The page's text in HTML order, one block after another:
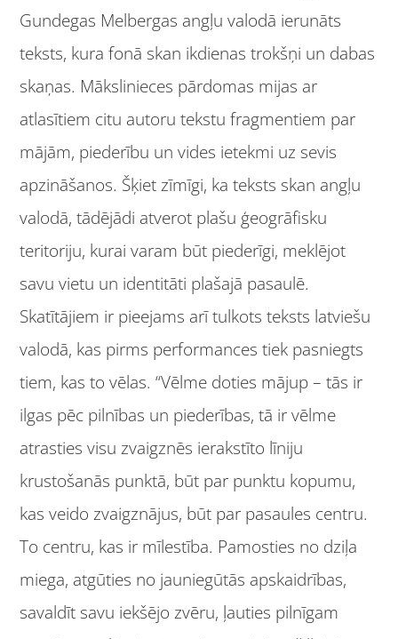
Gundegas Melbergas angļu valodā ierunāts
teksts, kura fonā skan ikdienas trokšņi un dabas
skaņas. Mākslinieces pārdomas mijas ar
atlasītiem citu autoru tekstu fragmentiem par
mājām, piederību un vides ietekmi uz sevis
apzināšanos. Šķiet zīmīgi, ka teksts skan angļu
valodā, tādējādi atverot plašu ģeogrāfisku
teritoriju, kurai varam būt piederīgi, meklējot
savu vietu un identitāti plašajā pasaulē.
Skatītājiem ir pieejams arī tulkots teksts latviešu
valodā, kas pirms performances tiek pasniegts
tiem, kas to vēlas. “Vēlme doties mājup – tās ir
ilgas pēc pilnības un piederības, tā ir vēlme
atrasties visu zvaigznēs ierakstīto līniju
krustošanās punktā, būt par punktu kopumu,
kas veido zvaigznājus, būt par pasaules centru.
To centru, kas ir mīlestība. Pamosties no dziļa
miega, atgūties no jauniegūtās apskaidrības,
savaldīt savu iekšējo zvēru, ļauties pilnīgam